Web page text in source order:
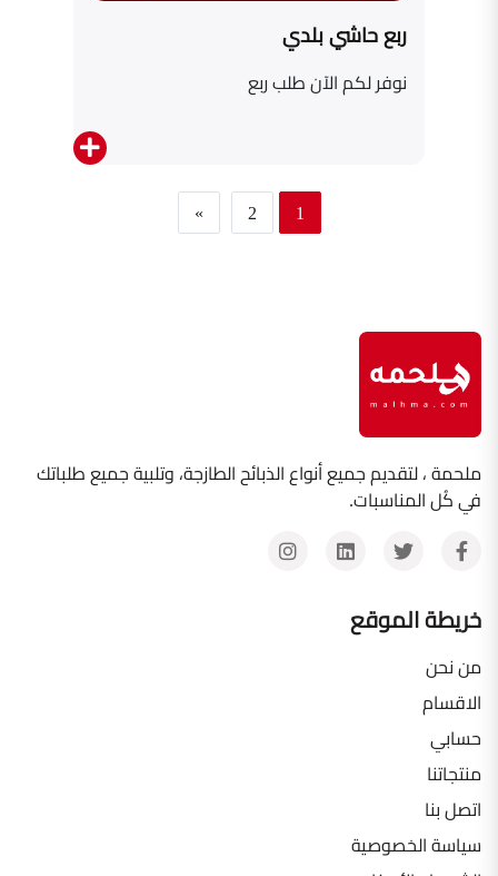
ربع حاشي بلدي
نوفر لكم الآن طلب ربع
1
2
»
ملحمة ، لتقديم جميع أنواع الذبائح الطازجة، وتلبية جميع طلباتك
في كُل المناسبات.
خريطة الموقع
من نحن
الاقسام
حسابي
منتجاتنا
اتصل بنا
سياسة الخصوصية